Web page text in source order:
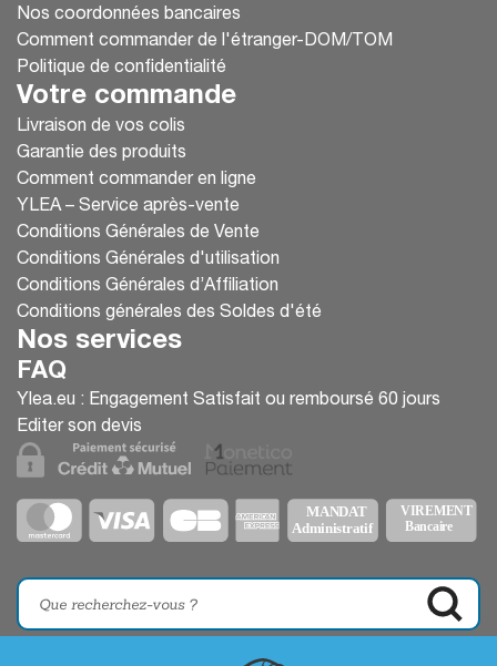
Nos coordonnées bancaires
Comment commander de l'étranger-DOM/TOM
Politique de confidentialité
Votre commande
Livraison de vos colis
Garantie des produits
Comment commander en ligne
YLEA – Service après-vente
Conditions Générales de Vente
Conditions Générales d'utilisation
Conditions Générales d’Affiliation
Conditions générales des Soldes d'été
Nos services
FAQ
Ylea.eu : Engagement Satisfait ou remboursé 60 jours
Editer son devis